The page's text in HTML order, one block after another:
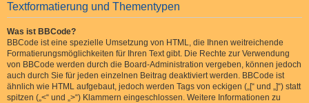
Textformatierung und Thementypen
Was ist BBCode?
BBCode ist eine spezielle Umsetzung von HTML, die Ihnen weitreichende
Formatierungsmöglichkeiten für Ihren Text gibt. Die Rechte zur Verwendung
von BBCode werden durch die Board-Administration vergeben, können jedoch
auch durch Sie für jeden einzelnen Beitrag deaktiviert werden. BBCode ist
ähnlich wie HTML aufgebaut, jedoch werden Tags von eckigen („[“ und „]“) statt
spitzen („<“ und „>“) Klammern eingeschlossen. Weitere Informationen zu